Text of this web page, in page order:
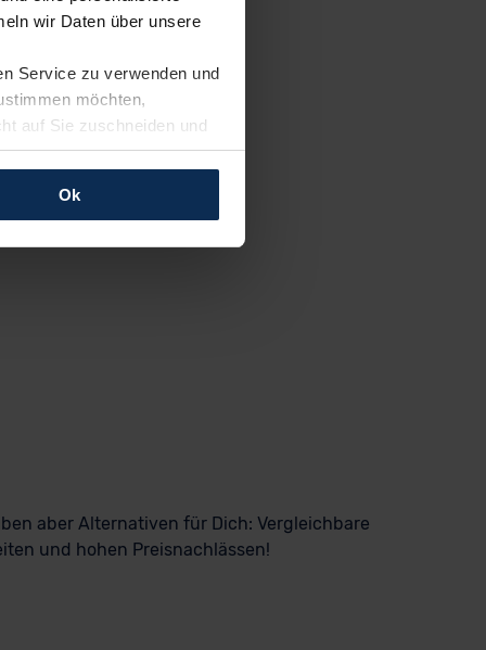
wir Daten über unsere
Service zu verwenden und
möchten,
auf Sie zuschneiden und
jederzeit anpassen
eines
(Art. 46
zu den bestehenden
Ok
aber Alternativen für Dich: Vergleichbare
und hohen Preisnachlässen!